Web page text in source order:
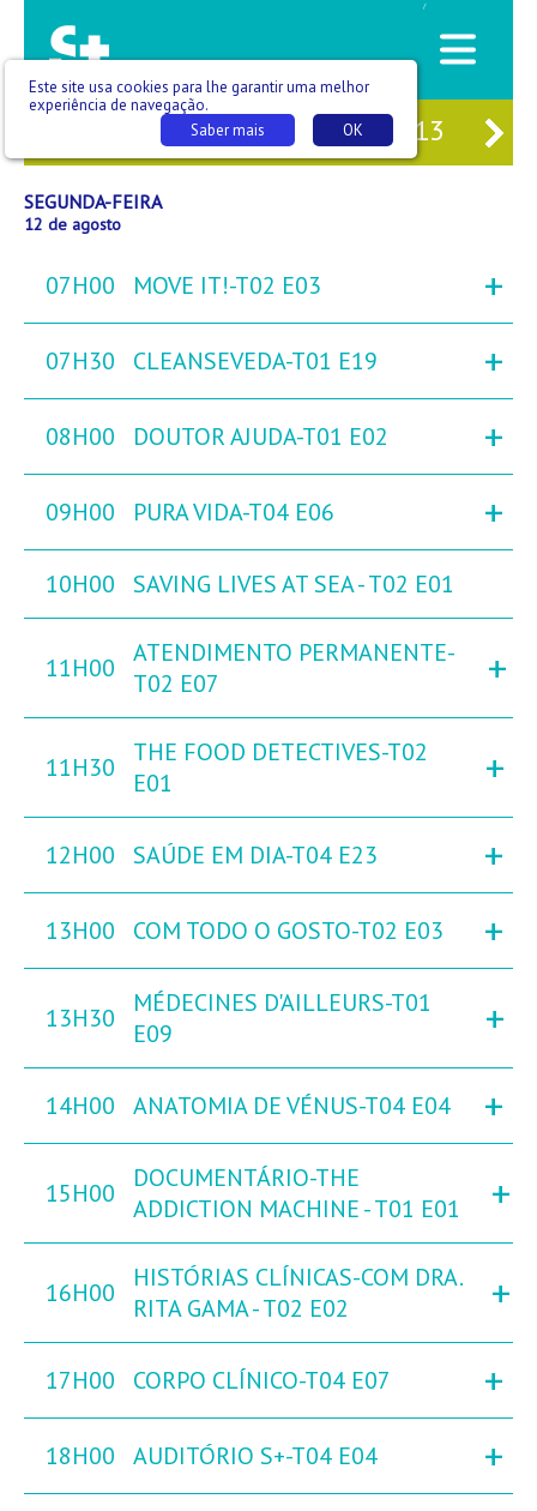
/
11 SEG 12 TER 13
SEGUNDA-FEIRA
12 de agosto
07H00 MOVE IT!-T02 E03 +
07H30 CLEANSEVEDA-T01 E19 +
08H00 DOUTOR AJUDA-T01 E02 +
09H00 PURA VIDA-T04 E06 +
10H00 SAVING LIVES AT SEA - T02 E01
11H00
ATENDIMENTO PERMANENTE-
T02 E07
+
11H30
THE FOOD DETECTIVES-T02
E01
+
12H00 SAÚDE EM DIA-T04 E23 +
13H00 COM TODO O GOSTO-T02 E03 +
13H30
MÉDECINES D'AILLEURS-T01
E09
+
14H00 ANATOMIA DE VÉNUS-T04 E04 +
15H00
DOCUMENTÁRIO-THE
ADDICTION MACHINE - T01 E01
+
16H00
HISTÓRIAS CLÍNICAS-COM DRA.
RITA GAMA - T02 E02
+
17H00 CORPO CLÍNICO-T04 E07 +
18H00 AUDITÓRIO S+-T04 E04 +
Este site usa cookies para lhe garantir uma melhor
experiência de navegação.
OK
Saber mais